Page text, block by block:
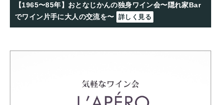
【1965〜85年】おとなじかんの独身ワイン会〜隠れ家Bar
でワイン片手に大人の交流を〜 詳しく見る